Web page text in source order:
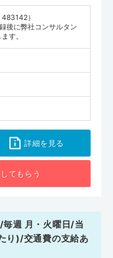
）
後に弊社コンサルタン
す。
詳細を見る
てもらう
週 月・火曜日/当
)/交通費の支給あ